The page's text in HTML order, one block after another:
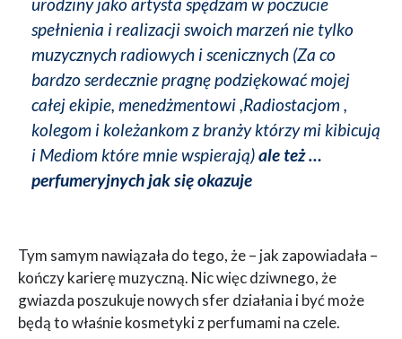
spełnienia i realizacji swoich marzeń nie tylko
muzycznych radiowych i scenicznych (Za co
bardzo serdecznie pragnę podziękować mojej
całej ekipie, menedżmentowi ,Radiostacjom ,
kolegom i koleżankom z branży którzy mi kibicują
i Mediom które mnie wspierają)ale też …
perfumeryjnych jak się okazuje
Tym samym nawiązała do tego, że – jak zapowiadała –
kończy karierę muzyczną. Nic więc dziwnego, że
gwiazda poszukuje nowych sfer działania i być może
będą to właśnie kosmetyki z perfumami na czele.